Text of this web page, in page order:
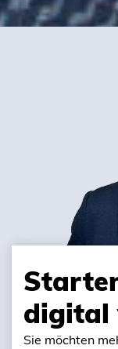
digital
Sie möchten